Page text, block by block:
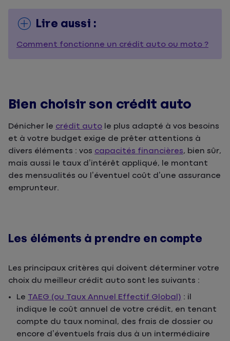
Lire aussi :
Comment fonctionne un crédit auto ou moto ?
Bien choisir son crédit auto
Dénicher le crédit auto le plus adapté à vos besoins
et à votre budget exige de prêter attentions à
divers éléments : vos capacités financières, bien sûr,
mais aussi le taux d’intérêt appliqué, le montant
des mensualités ou l’éventuel coût d’une assurance
emprunteur.
Les éléments à prendre en compte
Les principaux critères qui doivent déterminer votre
choix du meilleur crédit auto sont les suivants :
Le TAEG (ou Taux Annuel Effectif Global) : il
indique le coût annuel de votre crédit, en tenant
compte du taux nominal, des frais de dossier ou
encore d’éventuels frais dus à un intermédiaire